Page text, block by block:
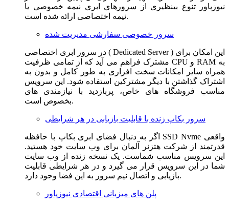
نیوزپاور تنوع بینظیری از سرورهای ابری نیمه خصوصی یا
نیمه اختصاصی ارائه شده است.
سرور خصوصی سفارشی مدیریت شده
در سرور ابری اختصاصی ( Dedicated Server ) این امکان برای
مشترک فراهم می آید که از تمامی ظرفیت CPU و RAM به
همراه سایر امکانات سخت افزاری به طور کامل و بدون به
اشتراک گذاشتن با دیگر مشترکین استفاده شود. این سرویس
مناسب فروشگاه های خاص، پربازدید با نیازمندی های
بخصوص است.
سرور بکاپ زنده با قابلیت بازیابی در هر شرایطی
اگر به دنبال فضای ابری بکاپ با حافظه SSD Nvme واقعی
قدرتمند از شرکت هتزنر آلمان برای وب سایت خود هستید.
این سرویس مناسب شماست. یک نسخه زنده از وب سایت
شما در این سرویس قرار می گیرد و در هر شرایطی قابلیت
بازیابی و اتصال نیم سرور به این فضا وجود دارد.
پلن های میزبانی اقتصادی نیوزپاور